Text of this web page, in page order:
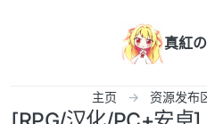
真紅
主页 资源发布